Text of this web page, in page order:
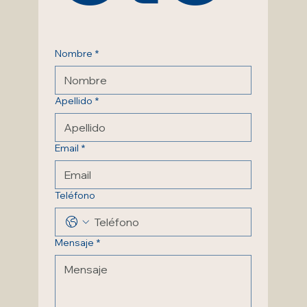
Nombre *
Apellido *
Email *
Teléfono
Mensaje *